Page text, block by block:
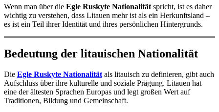
Wenn man über die Egle Ruskyte Nationalität spricht, ist es daher
wichtig zu verstehen, dass Litauen mehr ist als ein Herkunftsland –
es ist ein Teil ihrer Identität und ihres persönlichen Hintergrunds.
Bedeutung der litauischen Nationalität
Die Egle Ruskyte Nationalität als litauisch zu definieren, gibt auch
Aufschluss über ihre kulturelle und soziale Prägung. Litauen hat
eine der ältesten Sprachen Europas und legt großen Wert auf
Traditionen, Bildung und Gemeinschaft.